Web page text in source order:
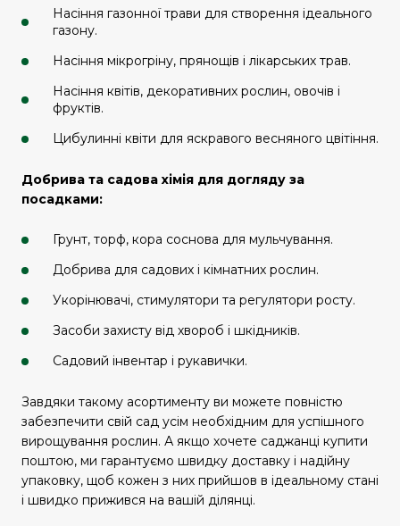
Насіння газонної трави для створення ідеального
газону.
Насіння мікрогріну, прянощів і лікарських трав.
Насіння квітів, декоративних рослин, овочів і
фруктів.
Цибулинні квіти для яскравого весняного цвітіння.
Добрива та садова хімія для догляду за
посадками:
Грунт, торф, кора соснова для мульчування.
Добрива для садових і кімнатних рослин.
Укорінювачі, стимулятори та регулятори росту.
Засоби захисту від хвороб і шкідників.
Садовий інвентар і рукавички.
Завдяки такому асортименту ви можете повністю
забезпечити свій сад усім необхідним для успішного
вирощування рослин. А якщо хочете саджанці купити
поштою, ми гарантуємо швидку доставку і надійну
упаковку, щоб кожен з них прийшов в ідеальному стані
і швидко прижився на вашій ділянці.